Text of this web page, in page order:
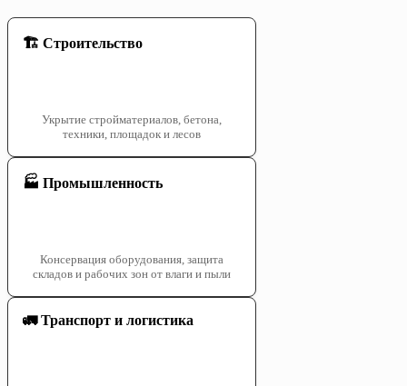
🏗️ Строительство
Укрытие стройматериалов, бетона,
техники, площадок и лесов
🏭 Промышленность
Консервация оборудования, защита
складов и рабочих зон от влаги и пыли
🚛 Транспорт и логистика